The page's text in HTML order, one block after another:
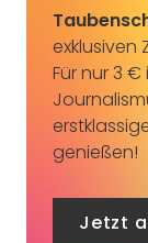
exklusiven
Für nur 3
genießen!
Jetzt